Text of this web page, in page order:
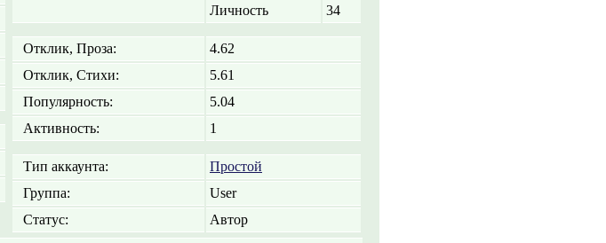
Личность
34
Отклик, Проза:
4.62
Отклик, Стихи:
5.61
Популярность:
5.04
Активность:
1
Тип аккаунта:
Простой
Группа:
User
Статус:
Автор